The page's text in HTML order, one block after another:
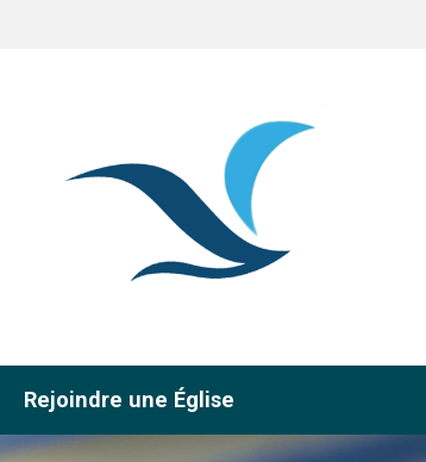
Rejoindre une Église